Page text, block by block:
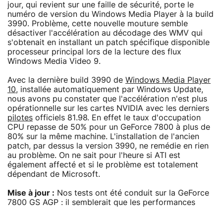
jour, qui revient sur une faille de sécurité, porte le
numéro de version du Windows Media Player à la build
3990. Problème, cette nouvelle mouture semble
désactiver l'accélération au décodage des WMV qui
s'obtenait en installant un patch spécifique disponible
processeur principal lors de la lecture des flux
Windows Media Video 9.
Avec la dernière build 3990 de Windows Media Player
10, installée automatiquement par Windows Update,
nous avons pu constater que l'accélération n'est plus
opérationnelle sur les cartes NVIDIA avec les derniers
pilotes officiels 81.98. En effet le taux d'occupation
CPU repasse de 50% pour un GeForce 7800 à plus de
80% sur la même machine. L'installation de l'ancien
patch, par dessus la version 3990, ne remédie en rien
au problème. On ne sait pour l'heure si ATI est
également affecté et si le problème est totalement
dépendant de Microsoft.
Mise à jour : Nos tests ont été conduit sur la GeForce
7800 GS AGP : il semblerait que les performances